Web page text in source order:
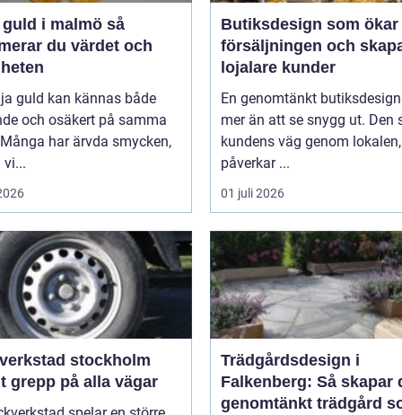
i malmö så
du värdet och
guld kan kännas både
och osäkert på samma
har ärvda smycken,
vi...
Butiksdesign som ökar
försäljningen och
lojalare kunder
En genomtänkt
mer än att se snygg ut. Den
kundens väg genom lokalen,
påverkar ...
01 juli 2026
stockholm
grepp på alla vägar
Trädgårdsdesign i
Falkenberg: Så skapar
genomtänkt trädgård